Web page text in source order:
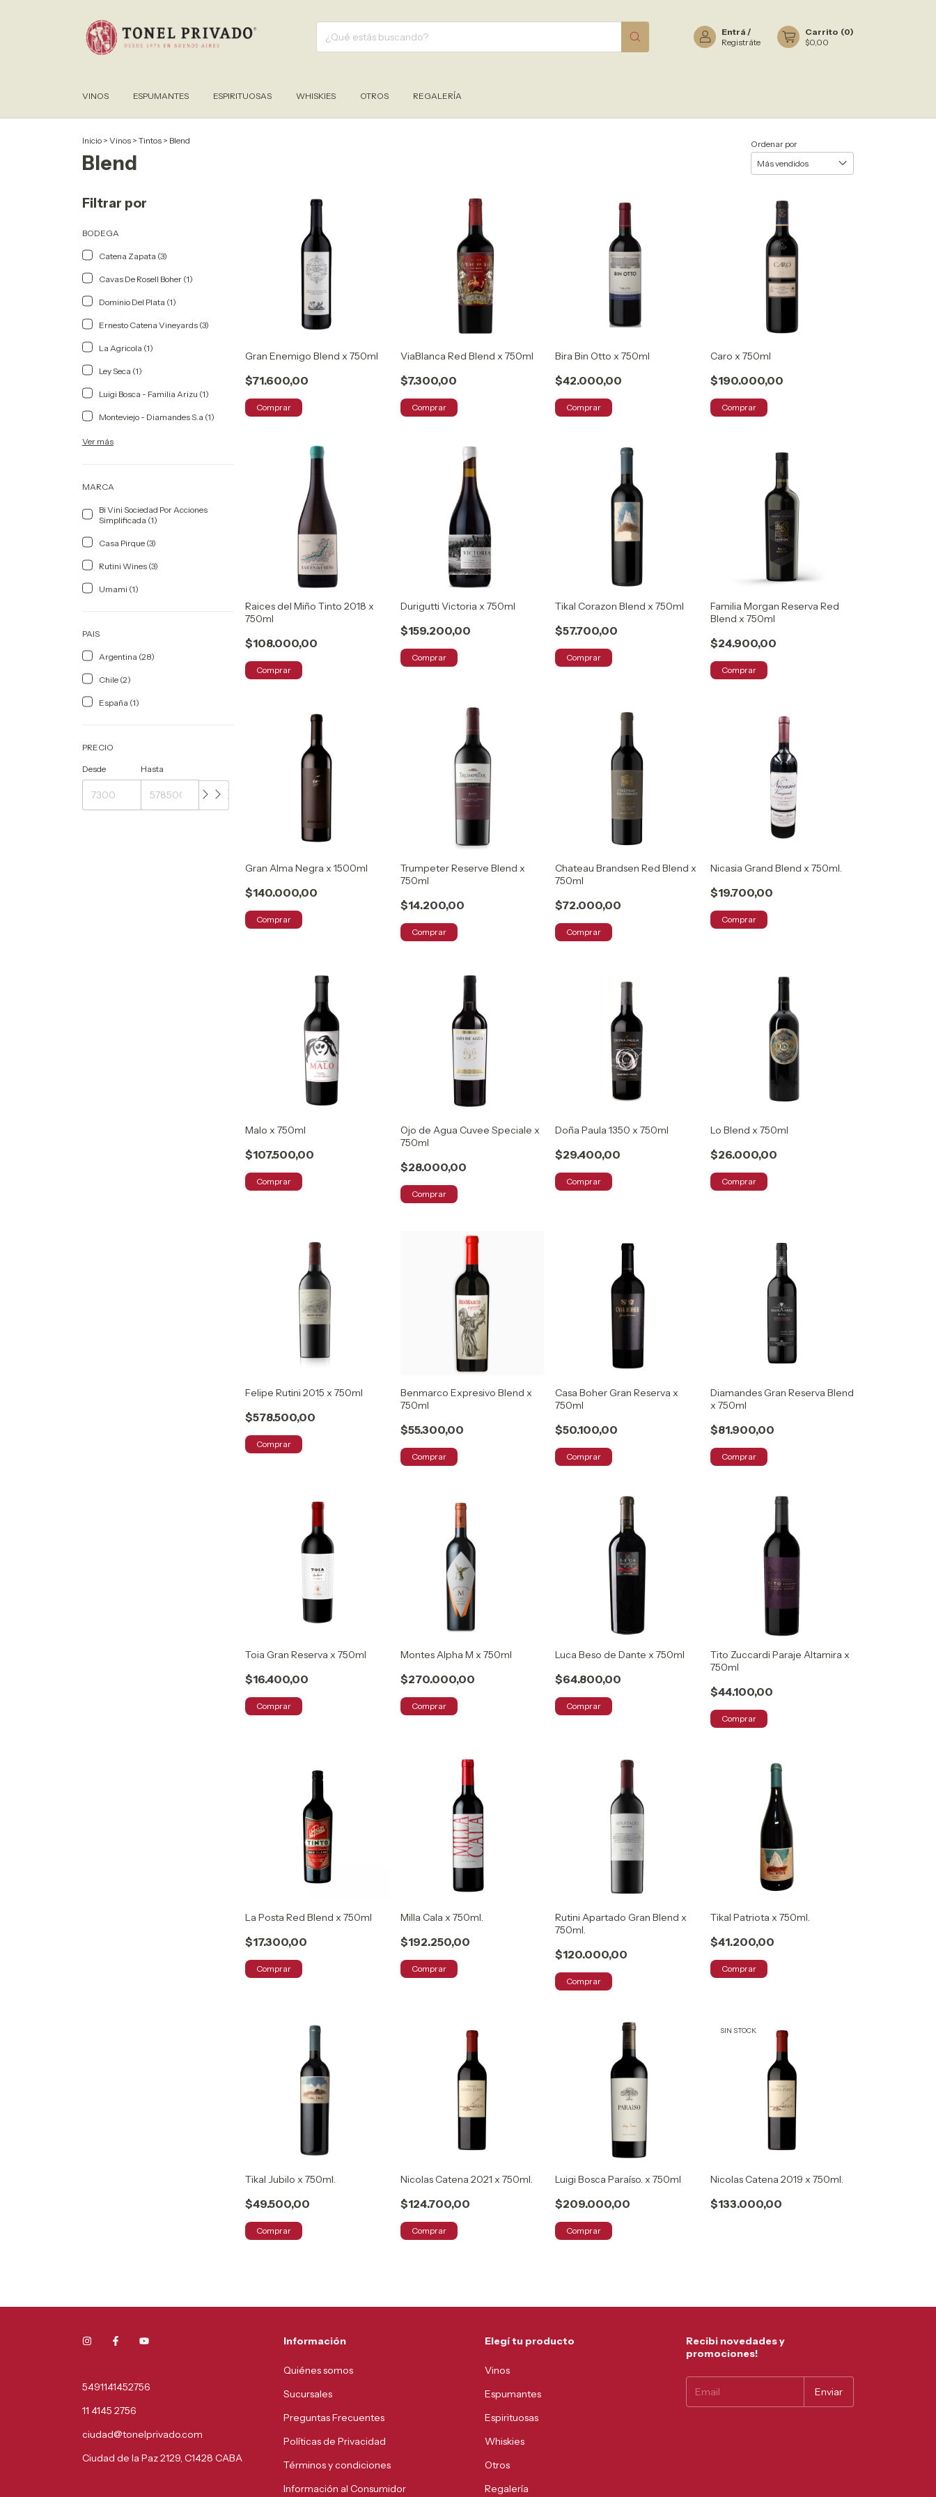
Entrá /
Registráte
Carrito (0)
$0,00
VINOS ESPUMANTES ESPIRITUOSAS WHISKIES OTROS REGALERÍA
Inicio > Vinos > Tintos > Blend
Blend
Ordenar por
Filtrar por
BODEGA
Catena Zapata (3)
Cavas De Rosell Boher (1)
Dominio Del Plata (1)
Ernesto Catena Vineyards (3)
La Agricola (1)
Ley Seca (1)
Luigi Bosca - Familia Arizu (1)
Monteviejo - Diamandes S.a (1)
Ver más
MARCA
Bi Vini Sociedad Por Acciones
Simplificada (1)
Casa Pirque (3)
Rutini Wines (3)
Umami (1)
PAIS
Argentina (28)
Chile (2)
España (1)
PRECIO
Desde Hasta
Gran Enemigo Blend x 750ml
$71.600,00
Comprar
ViaBlanca Red Blend x 750ml
$7.300,00
Comprar
Bira Bin Otto x 750ml
$42.000,00
Comprar
Caro x 750ml
$190.000,00
Comprar
Raices del Miño Tinto 2018 x
750ml
$108.000,00
Comprar
Durigutti Victoria x 750ml
$159.200,00
Comprar
Tikal Corazon Blend x 750ml
$57.700,00
Comprar
Familia Morgan Reserva Red
Blend x 750ml
$24.900,00
Comprar
Gran Alma Negra x 1500ml
$140.000,00
Comprar
Trumpeter Reserve Blend x
750ml
$14.200,00
Comprar
Chateau Brandsen Red Blend x
750ml
$72.000,00
Comprar
Nicasia Grand Blend x 750ml.
$19.700,00
Comprar
Malo x 750ml
$107.500,00
Comprar
Ojo de Agua Cuvee Speciale x
750ml
$28.000,00
Comprar
Doña Paula 1350 x 750ml
$29.400,00
Comprar
Lo Blend x 750ml
$26.000,00
Comprar
Felipe Rutini 2015 x 750ml
$578.500,00
Comprar
Benmarco Expresivo Blend x
750ml
$55.300,00
Comprar
Casa Boher Gran Reserva x
750ml
$50.100,00
Comprar
Diamandes Gran Reserva Blend
x 750ml
$81.900,00
Comprar
Toia Gran Reserva x 750ml
$16.400,00
Comprar
Montes Alpha M x 750ml
$270.000,00
Comprar
Luca Beso de Dante x 750ml
$64.800,00
Comprar
Tito Zuccardi Paraje Altamira x
750ml
$44.100,00
Comprar
La Posta Red Blend x 750ml
$17.300,00
Comprar
Milla Cala x 750ml.
$192.250,00
Comprar
Rutini Apartado Gran Blend x
750ml.
$120.000,00
Comprar
Tikal Patriota x 750ml.
$41.200,00
Comprar
Tikal Jubilo x 750ml.
$49.500,00
Comprar
Nicolas Catena 2021 x 750ml.
$124.700,00
Comprar
Luigi Bosca Paraíso. x 750ml
$209.000,00
Comprar
SIN STOCK
Nicolas Catena 2019 x 750ml.
$133.000,00
5491141452756
11 4145 2756
ciudad@tonelprivado.com
Ciudad de la Paz 2129, C1428 CABA
Información
Quiénes somos
Sucursales
Preguntas Frecuentes
Políticas de Privacidad
Términos y condiciones
Información al Consumidor
Elegí tu producto
Vinos
Espumantes
Espirituosas
Whiskies
Otros
Regalería
Recibi novedades y
promociones!